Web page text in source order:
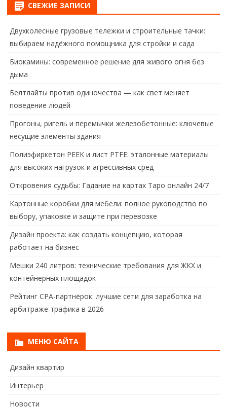
СВЕЖИЕ ЗАПИСИ
Двухколесные грузовые тележки и строительные тачки:
выбираем надёжного помощника для стройки и сада
Биокамины: современное решение для живого огня без
дыма
Белтлайты против одиночества — как свет меняет
поведение людей
Прогоны, ригель и перемычки железобетонные: ключевые
несущие элементы здания
Полиэфиркетон PEEK и лист PTFE: эталонные материалы
для высоких нагрузок и агрессивных сред
Откровения судьбы: Гадание на картах Таро онлайн 24/7
Картонные коробки для мебели: полное руководство по
выбору, упаковке и защите при перевозке
Дизайн проекта: как создать концепцию, которая
работает на бизнес
Мешки 240 литров: технические требования для ЖКХ и
контейнерных площадок
Рейтинг CPA-партнёрок: лучшие сети для заработка на
арбитраже трафика в 2026
МЕНЮ САЙТА
Дизайн квартир
Интерьер
Новости